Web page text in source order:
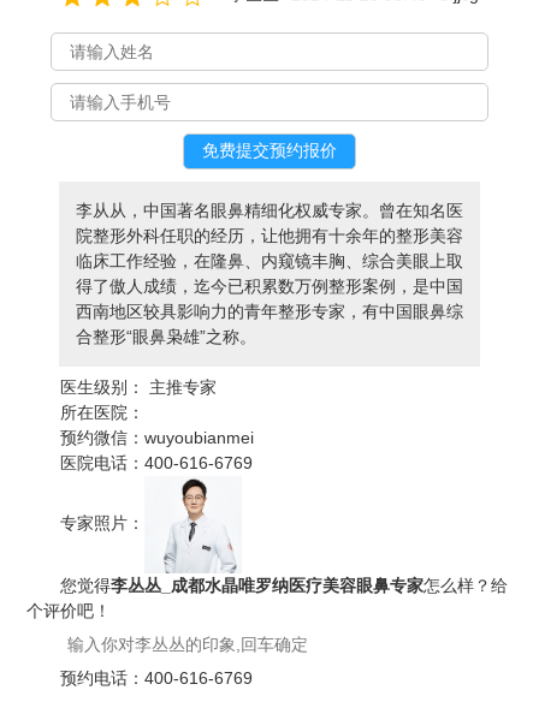
李从从，中国著名眼鼻精细化权威专家。曾在知名医
院整形外科任职的经历，让他拥有十余年的整形美容
临床工作经验，在隆鼻、内窥镜丰胸、综合美眼上取
得了傲人成绩，迄今已积累数万例整形案例，是中国
西南地区较具影响力的青年整形专家，有中国眼鼻综
合整形“眼鼻枭雄”之称。
医生级别：
主推专家
所在医院：
预约微信：wuyoubianmei
医院电话：400-616-6769
专家照片：
您觉得李丛丛_成都水晶唯罗纳医疗美容眼鼻专家怎么样？给
个评价吧！
预约电话：400-616-6769